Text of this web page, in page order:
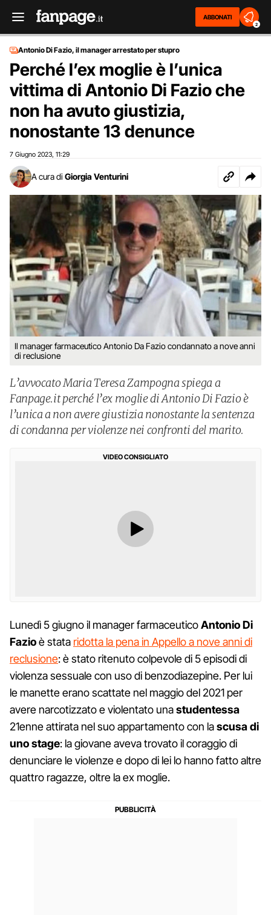
ABBONATI
2
Antonio Di Fazio, il manager arrestato per stupro
Perché l’ex moglie è l’unica
vittima di Antonio Di Fazio che
non ha avuto giustizia,
nonostante 13 denunce
7 Giugno 2023 11:29
A cura di Giorgia Venturini
Il manager farmaceutico Antonio Da Fazio condannato a nove anni
di reclusione
L’avvocato Maria Teresa Zampogna spiega a
Fanpage.it perché l’ex moglie di Antonio Di Fazio è
l’unica a non avere giustizia nonostante la sentenza
di condanna per violenze nei confronti del marito.
VIDEO CONSIGLIATO
Lunedì 5 giugno il manager farmaceuticoAntonio Di
Fazioè stata ridotta la pena in Appello a nove anni di
reclusione: è stato ritenuto colpevole di 5 episodi di
violenza sessuale con uso di benzodiazepine. Per lui
le manette erano scattate nel maggio del 2021 per
avere narcotizzato e violentato unastudentessa
21enne attirata nel suo appartamento con lascusa di
uno stage: la giovane aveva trovato il coraggio di
denunciare le violenze e dopo di lei lo hanno fatto altre
quattro ragazze, oltre la ex moglie.